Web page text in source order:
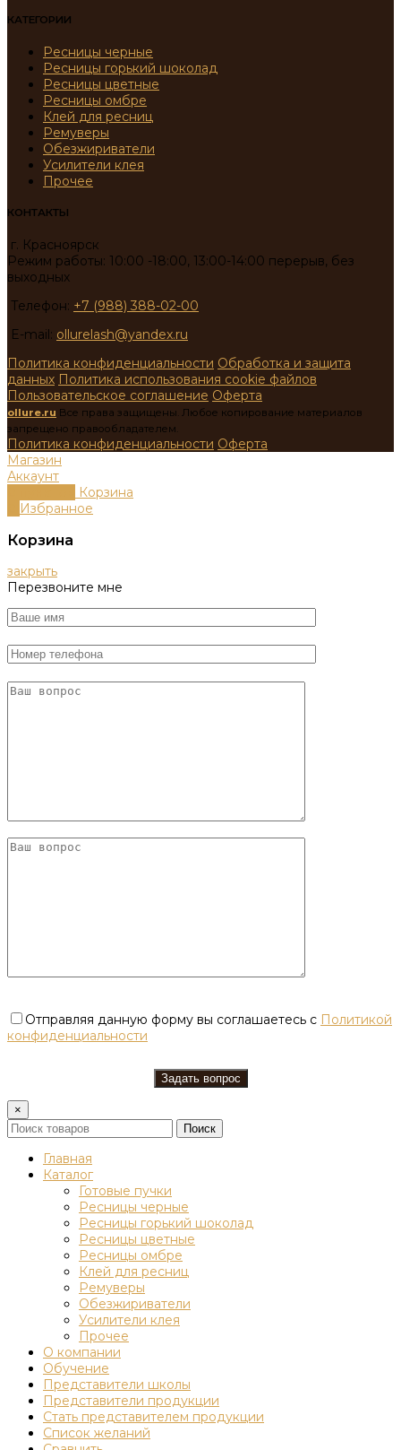
КАТЕГОРИИ
Ресницы черные
Ресницы горький шоколад
Ресницы цветные
Ресницы омбре
Клей для ресниц
Ремуверы
Обезжириватели
Усилители клея
Прочее
КОНТАКТЫ
г. Красноярск
Режим работы: 10:00 -18:00, 13:00-14:00 перерыв, без
выходных
Телефон: +7 (988) 388-02-00
E-mail: ollurelash@yandex.ru
Политика конфиденциальности Обработка и защита
данных Политика использования cookie файлов
Пользовательское соглашение Оферта
ollure.ru Все права защищены. Любое копирование материалов
запрещено правообладателем.
Политика конфиденциальности Оферта
Магазин
Аккаунт
Корзина
Избранное
Корзина
закрыть
Перезвоните мне
Отправляя данную форму вы соглашаетесь с Политикой
конфиденциальности
×
Поиск
Главная
Каталог
Готовые пучки
Ресницы черные
Ресницы горький шоколад
Ресницы цветные
Ресницы омбре
Клей для ресниц
Ремуверы
Обезжириватели
Усилители клея
Прочее
О компании
Обучение
Представители школы
Представители продукции
Стать представителем продукции
Список желаний